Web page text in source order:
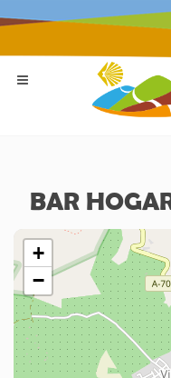
BAR
+
−